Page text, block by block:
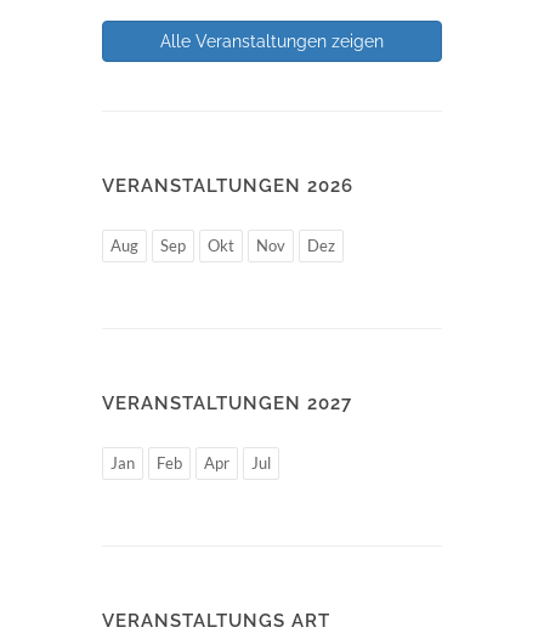
Alle Veranstaltungen zeigen
VERANSTALTUNGEN 2026
Aug Sep Okt Nov Dez
VERANSTALTUNGEN 2027
Jan Feb Apr Jul
VERANSTALTUNGS ART